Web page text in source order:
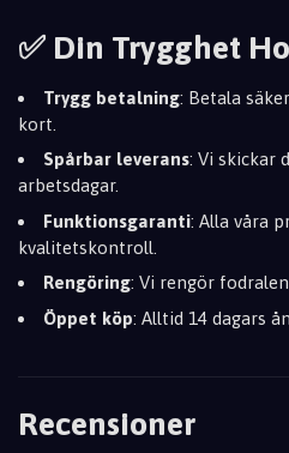
✅ Din Trygghet
Trygg betalning: Betala
kort.
Spårbar leverans: Vi skickar
arbetsdagar.
Funktionsgaranti: Alla våra
kvalitetskontroll.
Rengöring: Vi rengör
Öppet köp: Alltid 14 dagars
Recensioner